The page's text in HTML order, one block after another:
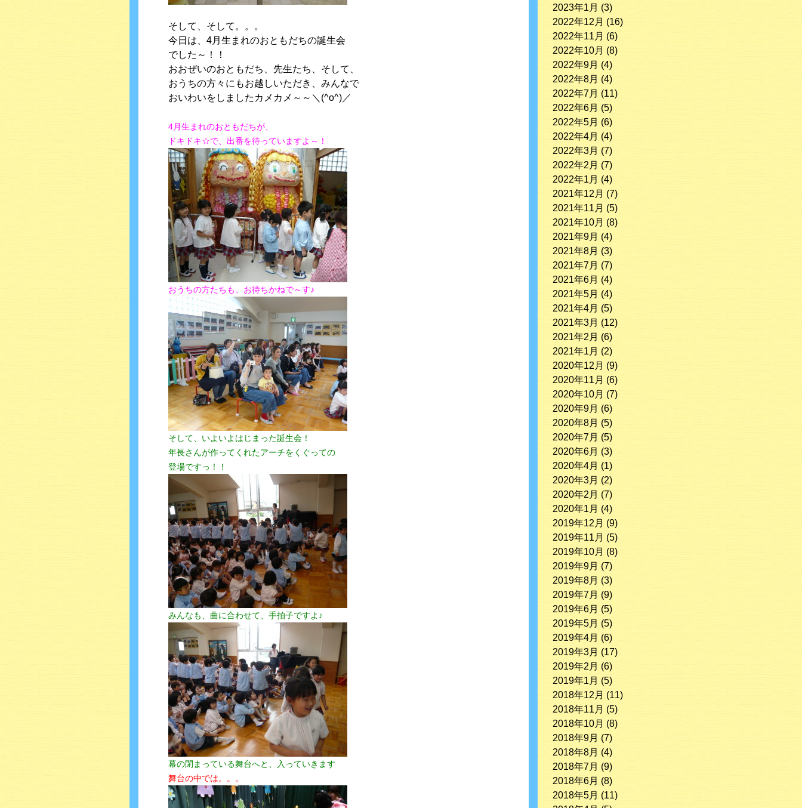
そして、そして。。。
今日は、4月生まれのおともだちの誕生会
でした～！！
おおぜいのおともだち、先生たち、そして、
おうちの方々にもお越しいただき、みんなで
おいわいをしましたカメカメ～～＼(^o^)／
4月生まれのおともだちが、
ドキドキ☆で、出番を待っていますよ～！
おうちの方たちも、お待ちかねで～す♪
そして、いよいよはじまった誕生会！
年長さんが作ってくれたアーチをくぐっての
登場ですっ！！
みんなも、曲に合わせて、手拍子ですよ♪
幕の閉まっている舞台へと、入っていきます
舞台の中では。。。
2023年1月 (3)
2022年12月 (16)
2022年11月 (6)
2022年10月 (8)
2022年9月 (4)
2022年8月 (4)
2022年7月 (11)
2022年6月 (5)
2022年5月 (6)
2022年4月 (4)
2022年3月 (7)
2022年2月 (7)
2022年1月 (4)
2021年12月 (7)
2021年11月 (5)
2021年10月 (8)
2021年9月 (4)
2021年8月 (3)
2021年7月 (7)
2021年6月 (4)
2021年5月 (4)
2021年4月 (5)
2021年3月 (12)
2021年2月 (6)
2021年1月 (2)
2020年12月 (9)
2020年11月 (6)
2020年10月 (7)
2020年9月 (6)
2020年8月 (5)
2020年7月 (5)
2020年6月 (3)
2020年4月 (1)
2020年3月 (2)
2020年2月 (7)
2020年1月 (4)
2019年12月 (9)
2019年11月 (5)
2019年10月 (8)
2019年9月 (7)
2019年8月 (3)
2019年7月 (9)
2019年6月 (5)
2019年5月 (5)
2019年4月 (6)
2019年3月 (17)
2019年2月 (6)
2019年1月 (5)
2018年12月 (11)
2018年11月 (5)
2018年10月 (8)
2018年9月 (7)
2018年8月 (4)
2018年7月 (9)
2018年6月 (8)
2018年5月 (11)